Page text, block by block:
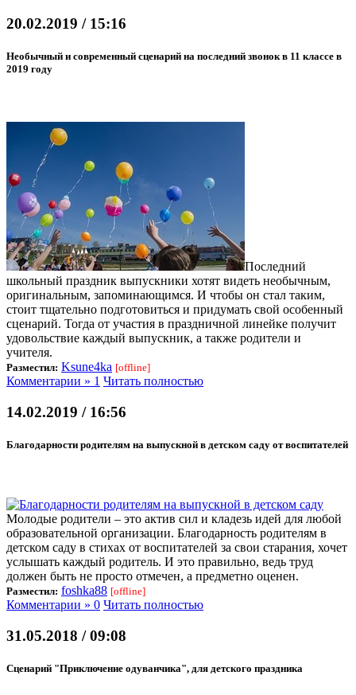
20.02.2019 / 15:16
Необычный и современный сценарий на последний звонок в 11 классе в
2019 году
Последний
школьный праздник выпускники хотят видеть необычным,
оригинальным, запоминающимся. И чтобы он стал таким,
стоит тщательно подготовиться и придумать свой особенный
сценарий. Тогда от участия в праздничной линейке получит
удовольствие каждый выпускник, а также родители и
учителя.
Разместил: Ksune4ka [offline]
Комментарии » 1 Читать полностью
14.02.2019 / 16:56
Благодарности родителям на выпускной в детском саду от воспитателей
Молодые родители – это актив сил и кладезь идей для любой
образовательной организации. Благодарность родителям в
детском саду в стихах от воспитателей за свои старания, хочет
услышать каждый родитель. И это правильно, ведь труд
должен быть не просто отмечен, а предметно оценен.
Разместил: foshka88 [offline]
Комментарии » 0 Читать полностью
31.05.2018 / 09:08
Сценарий "Приключение одуванчика", для детского праздника